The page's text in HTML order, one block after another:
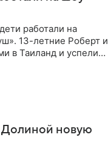
работали на
13-летние Роберт и
в Таиланд и успели
Долиной новую